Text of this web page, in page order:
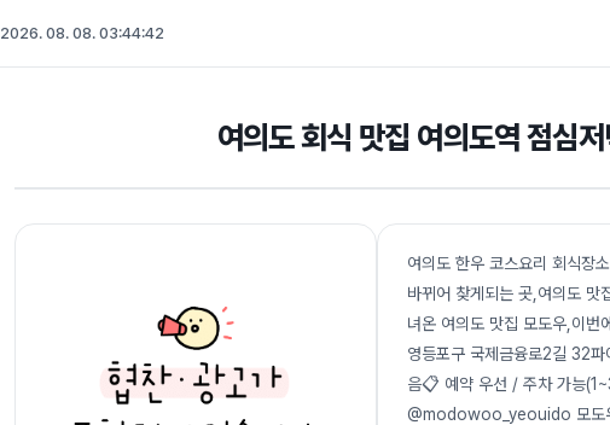
2026. 08. 08. 03:44:43
여의도 회식 맛집 여의도역 점심
여의도 한우 코스요리 회식장
바뀌어 찾게되는 곳,여의도 맛
녀온 여의도 맛집 모도우,이
영등포구 국제금융로2길 32
음📋 예약 우선 / 주차 가능
@modowoo_yeouido 모도